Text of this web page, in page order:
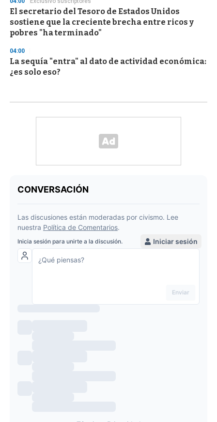
El secretario del Tesoro de Estados Unidos
sostiene que la creciente brecha entre ricos y
pobres "ha terminado"
04:00
La sequía "entra" al dato de actividad económica:
¿es solo eso?